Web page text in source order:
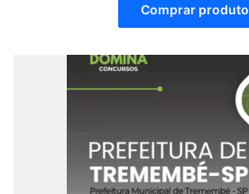
Comprar produto